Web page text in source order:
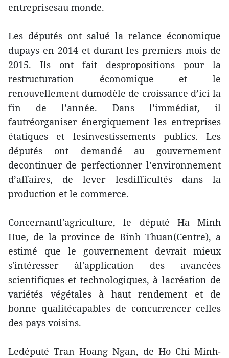
entreprisesau monde.
Les députés ont salué la relance économique
dupays en 2014 et durant les premiers mois de
2015. Ils ont fait despropositions pour la
restructuration économique et le
renouvellement dumodèle de croissance d’ici la
fin de l’année. Dans l’immédiat, il
fautréorganiser énergiquement les entreprises
étatiques et lesinvestissements publics. Les
députés ont demandé au gouvernement
decontinuer de perfectionner l’environnement
d’affaires, de lever lesdifficultés dans la
production et le commerce.
Concernantl'agriculture, le député Ha Minh
Hue, de la province de Binh Thuan(Centre), a
estimé que le gouvernement devrait mieux
s'intéresser àl'application des avancées
scientifiques et technologiques, à lacréation de
variétés végétales à haut rendement et de
bonne qualitécapables de concurrencer celles
des pays voisins.
Ledéputé Tran Hoang Ngan, de Ho Chi Minh-